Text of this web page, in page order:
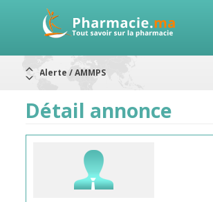
Aureomycine ophtalmique : Rappel de
Nouveau : Déclaration d'effets
RAPPELS DE LOTS
Rappel de lots : préparations lactées
Détail annonce